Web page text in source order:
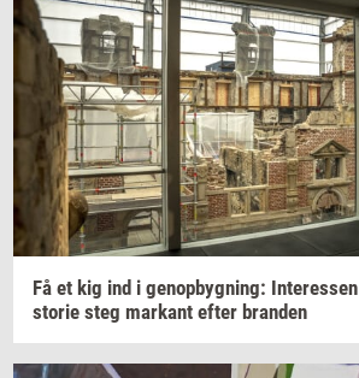
Få et kig ind i genop­byg­ning: In­ter­es­sen
sto­rie steg mar­kant efter bran­den